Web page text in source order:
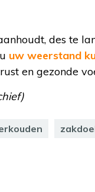
des te
uw weerstand
en gezonde